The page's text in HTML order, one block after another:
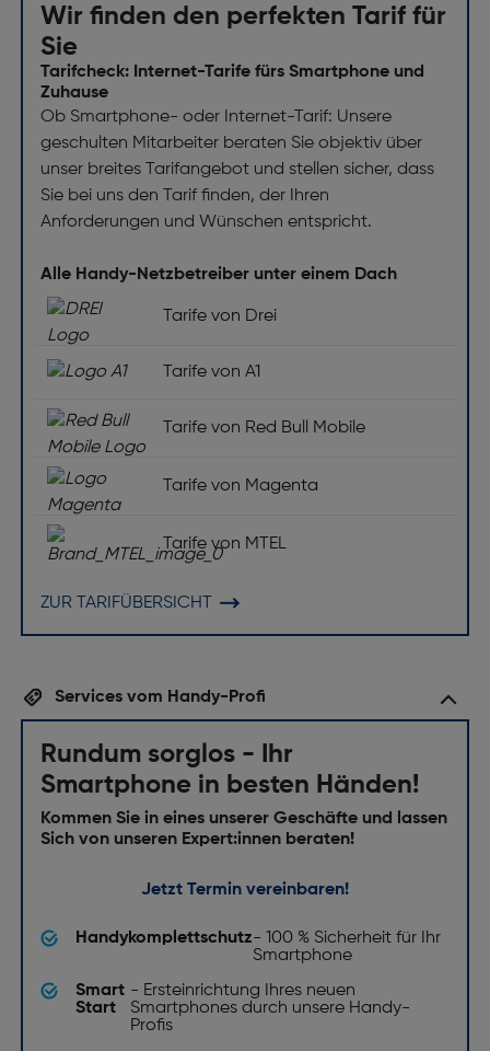
Wir finden den perfekten Tarif für
Sie
Tarifcheck: Internet-Tarife fürs Smartphone und
Zuhause
Ob Smartphone- oder Internet-Tarif: Unsere
geschulten Mitarbeiter beraten Sie objektiv über
unser breites Tarifangebot und stellen sicher, dass
Sie bei uns den Tarif finden, der Ihren
Anforderungen und Wünschen entspricht.
Alle Handy-Netzbetreiber unter einem Dach
Tarife von Drei
Tarife von A1
Tarife von Red Bull Mobile
Tarife von Magenta
Tarife von MTEL
ZUR TARIFÜBERSICHT
Services vom Handy-Profi
Rundum sorglos - Ihr
Smartphone in besten Händen!
Kommen Sie in eines unserer Geschäfte und lassen
Sich von unseren Expert:innen beraten!
Jetzt Termin vereinbaren!
Handykomplettschutz- 100 % Sicherheit für Ihr
Smartphone
Smart
Start
- Ersteinrichtung Ihres neuen
Smartphones durch unsere Handy-
Profis